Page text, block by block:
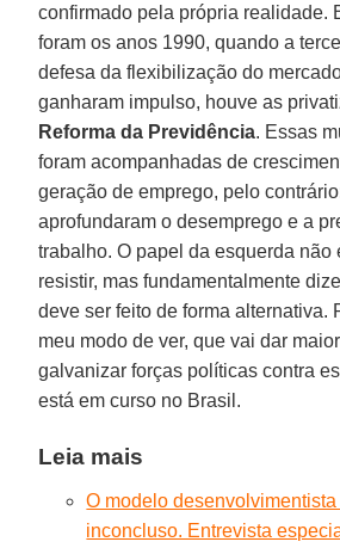
confirmado pela própria realidade.
foram os anos 1990, quando a
defesa da flexibilização do
ganharam impulso, houve as
Reforma da Previdência. Essas
foram acompanhadas de
geração de emprego, pelo
aprofundaram o desemprego e a
trabalho. O papel da esquerda não
resistir, mas fundamentalmente
deve ser feito de forma alternativa.
meu modo de ver, que vai dar
galvanizar forças políticas contra
está em curso no Brasil.
Leia mais
O modelo
inconcluso. Entrevista